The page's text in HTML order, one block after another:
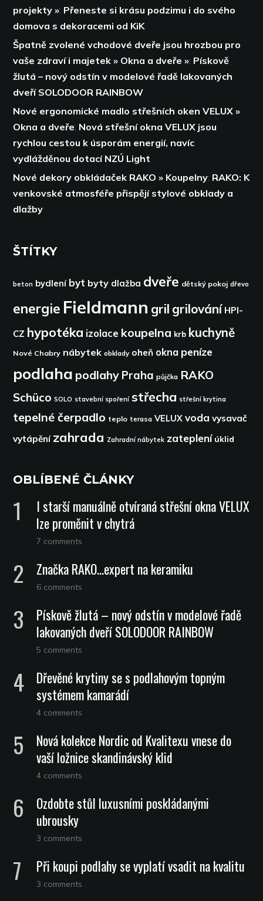
projekty »: Přeneste si krásu podzimu i do svého
domova s dekoracemi od KiK
Špatně zvolené vchodové dveře jsou hrozbou pro
vaše zdraví i majetek » Okna a dveře »: Pískově
žlutá – nový odstín v modelové řadě lakovaných
dveří SOLODOOR RAINBOW
Nové ergonomické madlo střešních oken VELUX »
Okna a dveře: Nová střešní okna VELUX jsou
rychlou cestou k úsporám energií, navíc
vydlážděnou dotací NZÚ Light
Nové dekory obkládaček RAKO » Koupelny: RAKO: K
venkovské atmosféře přispějí stylové obklady a
dlažby
ŠTÍTKY
beton bydlení byt byty dlažba dveře dětský pokoj dřevo
energie Fieldmann gril grilování HPI-
CZ hypotéka izolace koupelna krb kuchyně
Nové Chabry nábytek obklady oheň okna peníze
podlaha podlahy Praha půjčka RAKO
Schüco SOLO stavební spoření střecha střešní krytina
tepelné čerpadlo teplo terasa VELUX voda vysavač
vytápění zahrada Zahradní nábytek zateplení úklid
OBLÍBENÉ ČLÁNKY
I starší manuálně otvíraná střešní okna VELUX
lze proměnit v chytrá
7 comments
Značka RAKO…expert na keramiku
6 comments
Pískově žlutá – nový odstín v modelové řadě
lakovaných dveří SOLODOOR RAINBOW
5 comments
Dřevěné krytiny se s podlahovým topným
systémem kamarádí
4 comments
Nová kolekce Nordic od Kvalitexu vnese do
vaší ložnice skandinávský klid
4 comments
Ozdobte stůl luxusními poskládanými
ubrousky
3 comments
Při koupi podlahy se vyplatí vsadit na kvalitu
3 comments